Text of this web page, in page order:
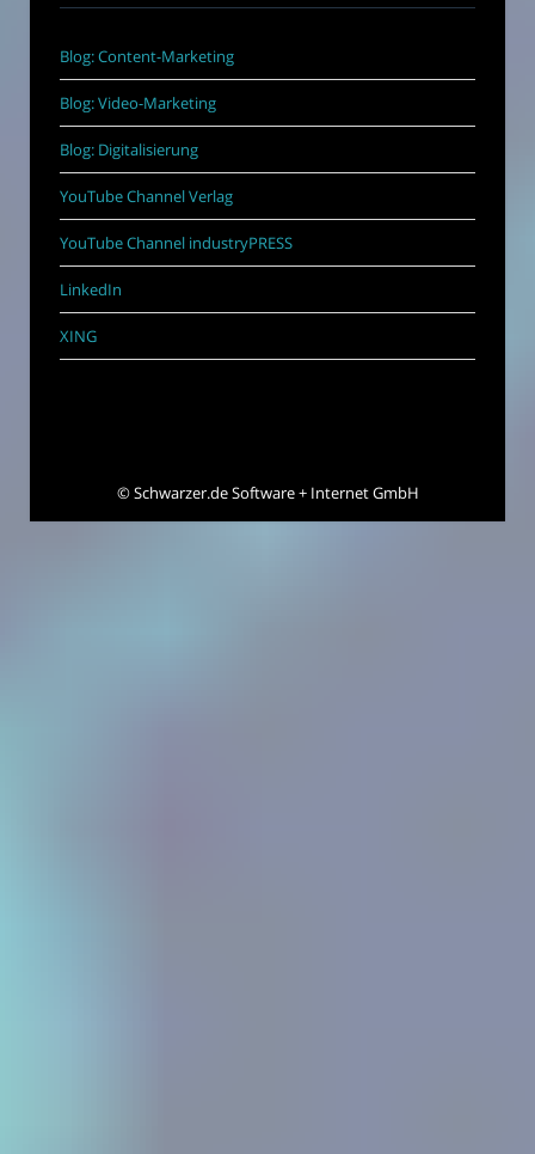
Blog: Content-Marketing
Blog: Video-Marketing
Blog: Digitalisierung
YouTube Channel Verlag
YouTube Channel industryPRESS
LinkedIn
XING
©Schwarzer.de Software + Internet GmbH